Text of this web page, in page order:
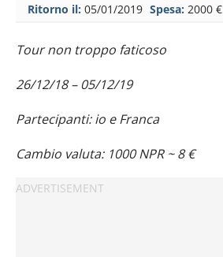
Ritorno il: 05/01/2019 Spesa: 2000 €
Tour non troppo faticoso
26/12/18 – 05/12/19
Partecipanti: io e Franca
Cambio valuta: 1000 NPR ~ 8 €